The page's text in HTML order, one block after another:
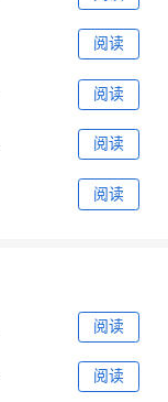
阅读
阅读
阅读
阅读
阅读
阅读